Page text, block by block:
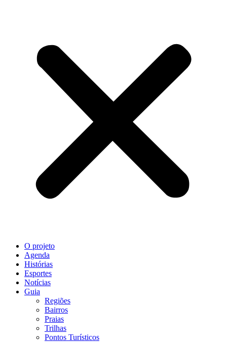
O projeto
Agenda
Histórias
Esportes
Notícias
Guia
Regiões
Bairros
Praias
Trilhas
Pontos Turísticos